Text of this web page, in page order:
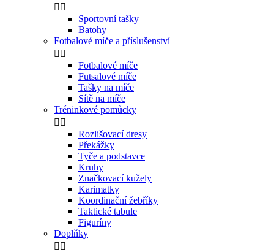
 
Sportovní tašky
Batohy
Fotbalové míče a příslušenství
 
Fotbalové míče
Futsalové míče
Tašky na míče
Sítě na míče
Tréninkové pomůcky
 
Rozlišovací dresy
Překážky
Tyče a podstavce
Kruhy
Značkovací kužely
Karimatky
Koordinační žebříky
Taktické tabule
Figuríny
Doplňky
 